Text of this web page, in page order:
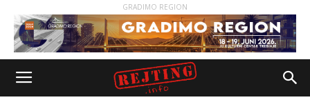
GRADIMO REGION